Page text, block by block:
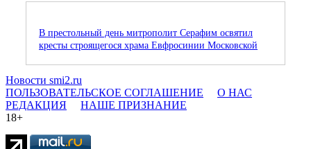
В престольный день митрополит Серафим освятил
кресты строящегося храма Евфросинии Московской
Новости smi2.ru
ПОЛЬЗОВАТЕЛЬСКОЕ СОГЛАШЕНИЕ
О НАС
РЕДАКЦИЯ
НАШЕ ПРИЗНАНИЕ
18+